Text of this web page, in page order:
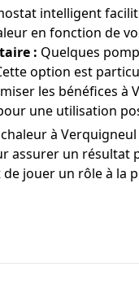
intelligent
en fonction de
: Quelques
option est
les bénéfices à
une utilisation
à
assurer un résultat
jouer un rôle à la